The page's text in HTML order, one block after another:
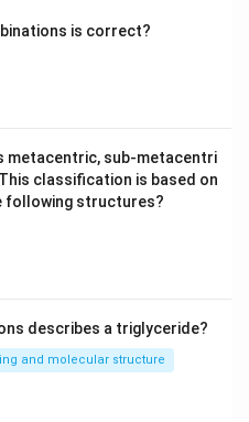
is correct?
metacentric, sub-metacentri
classification is based on
following structures?
describes a triglyceride?
and molecular structure